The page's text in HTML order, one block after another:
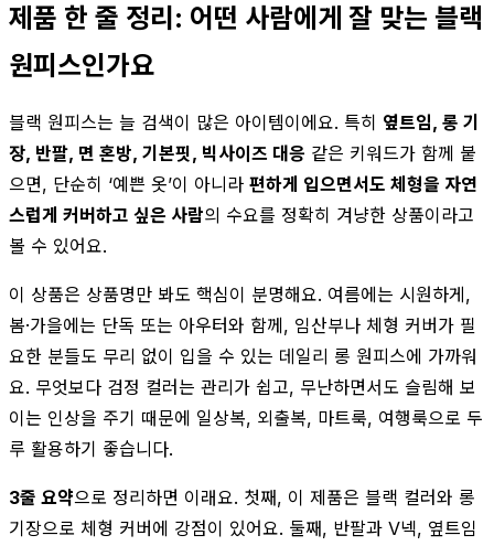
제품 한 줄 정리: 어떤 사람에게 잘 맞는 블랙
원피스인가요
블랙 원피스는 늘 검색이 많은 아이템이에요. 특히 옆트임, 롱 기
장, 반팔, 면 혼방, 기본핏, 빅사이즈 대응 같은 키워드가 함께 붙
으면, 단순히 ‘예쁜 옷’이 아니라 편하게 입으면서도 체형을 자연
스럽게 커버하고 싶은 사람의 수요를 정확히 겨냥한 상품이라고
볼 수 있어요.
이 상품은 상품명만 봐도 핵심이 분명해요. 여름에는 시원하게,
봄·가을에는 단독 또는 아우터와 함께, 임산부나 체형 커버가 필
요한 분들도 무리 없이 입을 수 있는 데일리 롱 원피스에 가까워
요. 무엇보다 검정 컬러는 관리가 쉽고, 무난하면서도 슬림해 보
이는 인상을 주기 때문에 일상복, 외출복, 마트룩, 여행룩으로 두
루 활용하기 좋습니다.
3줄 요약으로 정리하면 이래요. 첫째, 이 제품은 블랙 컬러와 롱
기장으로 체형 커버에 강점이 있어요. 둘째, 반팔과 V넥, 옆트임